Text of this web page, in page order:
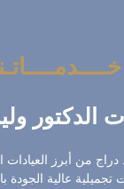
الدكتور
دراج من أبرز العيادات
تجميلية عالية الجودة